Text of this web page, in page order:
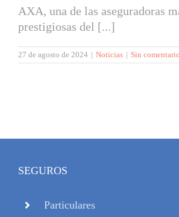
AXA, una de las aseguradoras
prestigiosas del [...]
27 de agosto de 2024 | Noticias | Sin
SEGUROS
Particulares